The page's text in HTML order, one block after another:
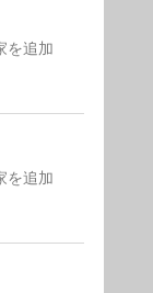
を追加
を追加